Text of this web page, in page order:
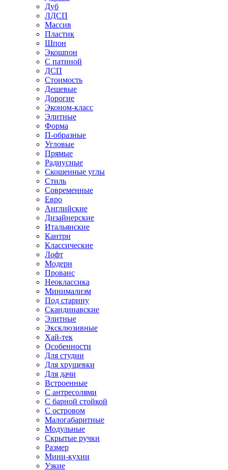
Дуб
ЛДСП
Массив
Пластик
Шпон
Экошпон
С патиной
ДСП
Стоимость
Дешевые
Дорогие
Эконом-класс
Элитные
Форма
П-образные
Угловые
Прямые
Радиусные
Скошенные углы
Стиль
Современные
Евро
Английские
Дизайнерские
Итальянские
Кантри
Классические
Лофт
Модерн
Прованс
Неоклассика
Минимализм
Под старину
Скандинавские
Элитные
Эксклюзивные
Хай-тек
Особенности
Для студии
Для хрущевки
Для дачи
Встроенные
С антресолями
С барной стойкой
С островом
Малогабаритные
Модульные
Скрытые ручки
Размер
Мини-кухни
Узкие